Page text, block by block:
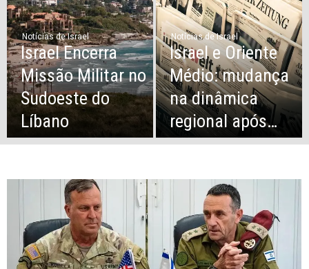
Notícias de Israel
Israel Encerra
Missão Militar no
Sudoeste do
Líbano
Notícias de Israel
Israel e Oriente
Médio: mudança
na dinâmica
regional após…